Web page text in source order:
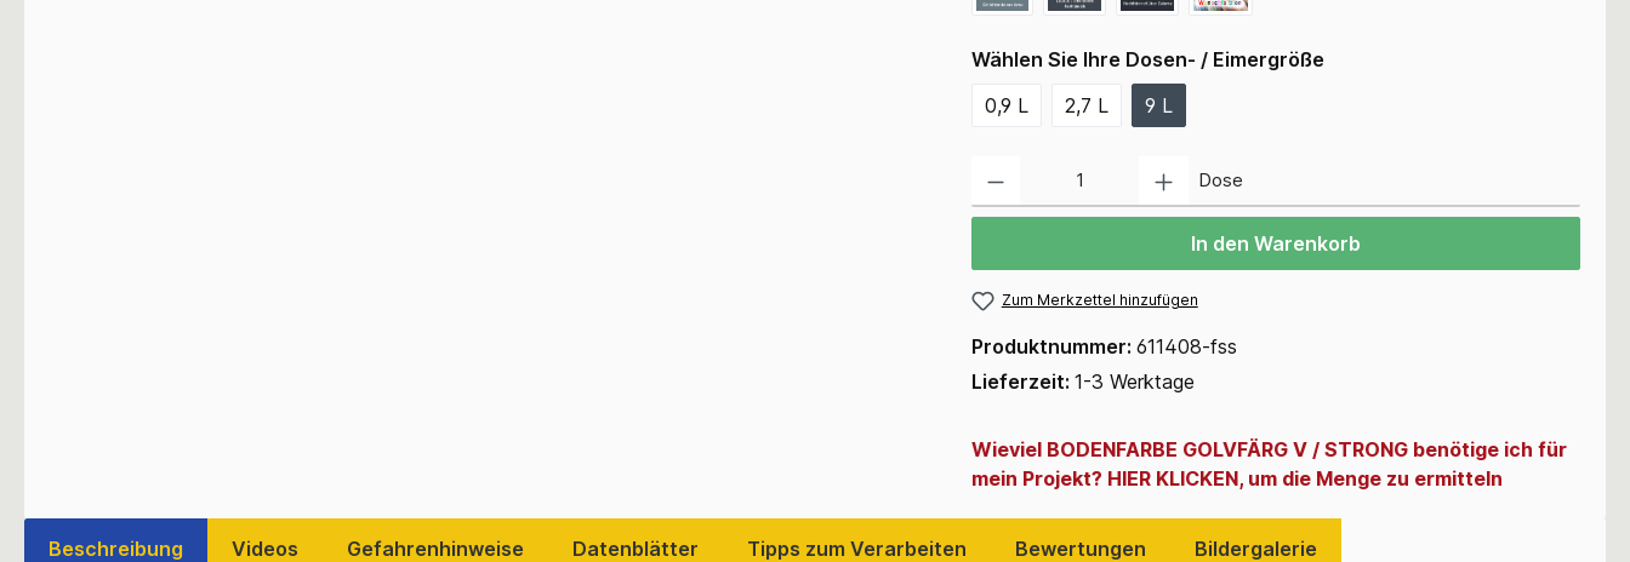
Wählen Sie Ihre Dosen- / Eimergröße
0,9 L
2,7 L 9 L
Dose
In den Warenkorb
Zum Merkzettel hinzufügen
Produktnummer: 611408-fss
Lieferzeit: 1-3 Werktage
Wieviel BODENFARBE GOLVFÄRG V / STRONG benötige ich für
mein Projekt? HIER KLICKEN, um die Menge zu ermitteln
Beschreibung Videos Gefahrenhinweise Datenblätter Tipps zum Verarbeiten Bewertungen Bildergalerie